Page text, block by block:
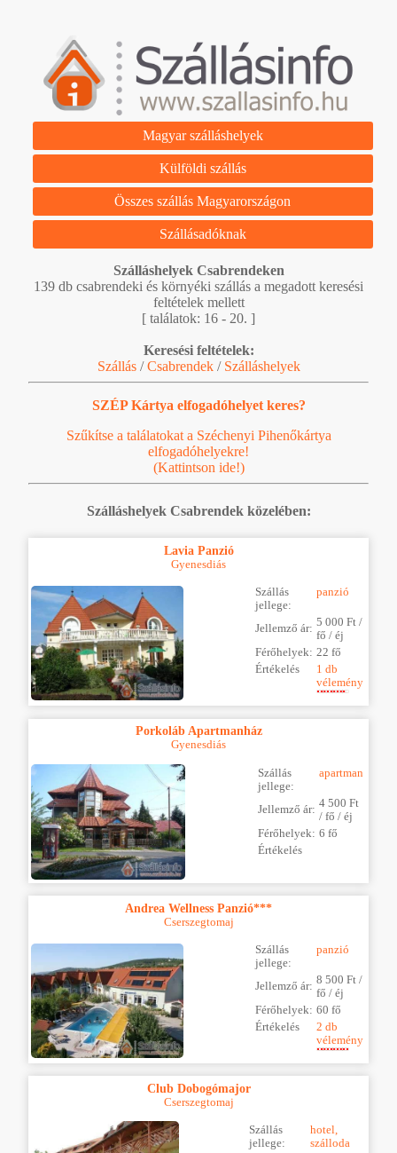
Magyar szálláshelyek
Külföldi szállás
Összes szállás Magyarországon
Szállásadóknak
Szálláshelyek Csabrendeken
139 db csabrendeki és környéki szállás a megadott keresési
feltételek mellett
[ találatok: 16 - 20. ]
Keresési feltételek:
Szállás/Csabrendek/ Szálláshelyek
SZÉP Kártya elfogadóhelyet keres?
Szűkítse a találatokat a Széchenyi Pihenőkártya
elfogadóhelyekre!
(Kattintson ide!)
Szálláshelyek Csabrendek közelében:
Lavia Panzió
Gyenesdiás
Szállás
jellege:
panzió
Jellemző ár: 5 000 Ft /
fő / éj
Férőhelyek: 22 fő
Értékelés
1 db
vélemény
Porkoláb Apartmanház
Gyenesdiás
Szállás
jellege:
apartman
Jellemző ár: 4 500 Ft
/ fő / éj
Férőhelyek: 6 fő
Értékelés
Andrea Wellness Panzió***
Cserszegtomaj
Szállás
jellege:
panzió
Jellemző ár: 8 500 Ft /
fő / éj
Férőhelyek: 60 fő
Értékelés
2 db
vélemény
Club Dobogómajor
Cserszegtomaj
Szállás
jellege:
hotel,
szálloda